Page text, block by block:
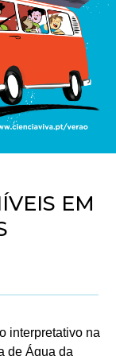
EM
interpretativo na
de Água da